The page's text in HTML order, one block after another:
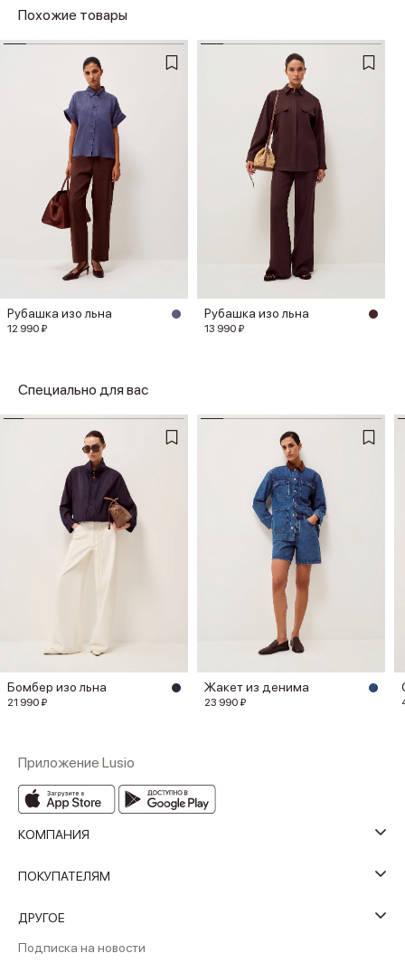
Похожие товары
Рубашка изо льна
12 990 ₽
Рубашка изо льна
13 990 ₽
Специально для вас
Бомбер изо льна
21 990 ₽
Жакет из денима
23 990 ₽
Приложение Lusio
КОМПАНИЯ
ПОКУПАТЕЛЯМ
ДРУГОЕ
Подписка на новости